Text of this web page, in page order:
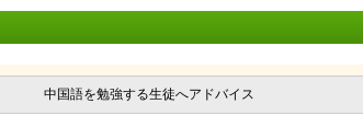
中国語を勉強する生徒へアドバイス